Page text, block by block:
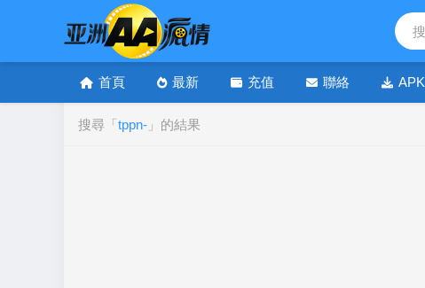
首頁 最新 充值 聯絡 APK
搜尋「tppn- 」的結果